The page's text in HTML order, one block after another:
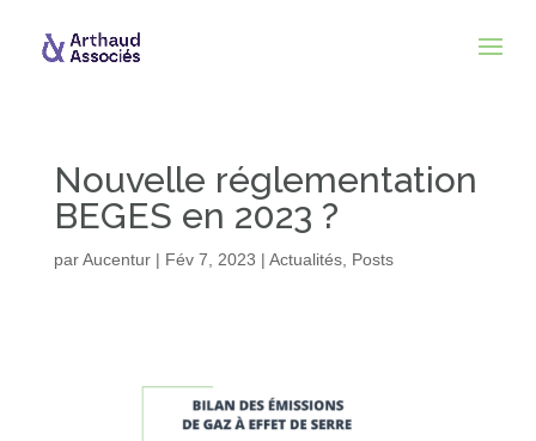
Nouvelle réglementation
BEGES en 2023 ?
parAucentur| Fév 7, 2023 | Actualités, Posts